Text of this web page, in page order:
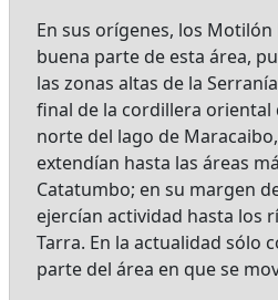
En sus orígenes, los
buena parte de esta área,
las zonas altas de la
final de la cordillera oriental
norte del lago de
extendían hasta las áreas
Catatumbo; en su margen
ejercían actividad hasta los
Tarra. En la actualidad sólo
parte del área en que se